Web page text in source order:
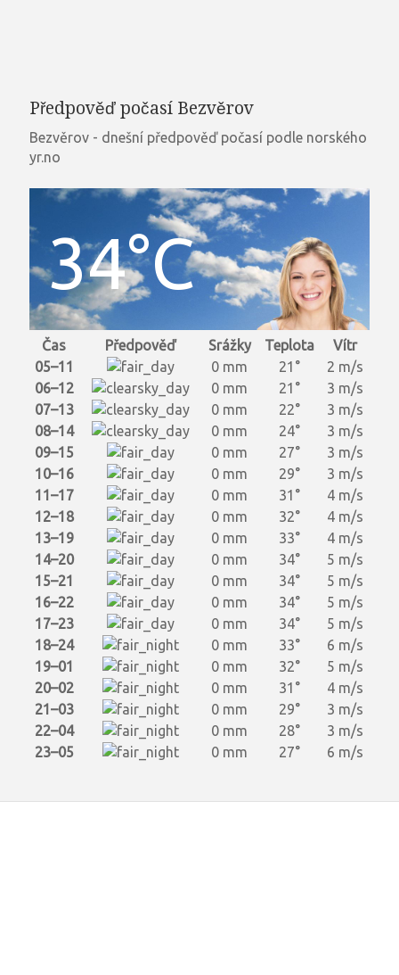
Předpověď počasí Bezvěrov
Bezvěrov - dnešní předpověď počasí podle norského
yr.no
34°C
Čas Předpověď Srážky Teplota
Vítr
05–11
0 mm 21°
2 m/s
06–12
0 mm 21°
3 m/s
07–13
0 mm 22°
3 m/s
08–14
0 mm 24°
3 m/s
09–15
0 mm 27°
3 m/s
10–16
0 mm 29°
3 m/s
11–17
0 mm 31°
4 m/s
12–18
0 mm 32°
4 m/s
13–19
0 mm 33°
4 m/s
14–20
0 mm 34°
5 m/s
15–21
0 mm 34°
5 m/s
16–22
0 mm 34°
5 m/s
17–23
0 mm 34°
5 m/s
18–24
0 mm 33°
6 m/s
19–01
0 mm 32°
5 m/s
20–02
0 mm 31°
4 m/s
21–03
0 mm 29°
3 m/s
22–04
0 mm 28°
3 m/s
23–05
0 mm 27° 6 m/s